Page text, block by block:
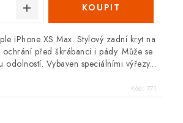
iPhone XS Max. Stylový zadní kryt na
před škrábanci i pády. Může se
odolností. Vybaven speciálními výřezy...
Kód: 771